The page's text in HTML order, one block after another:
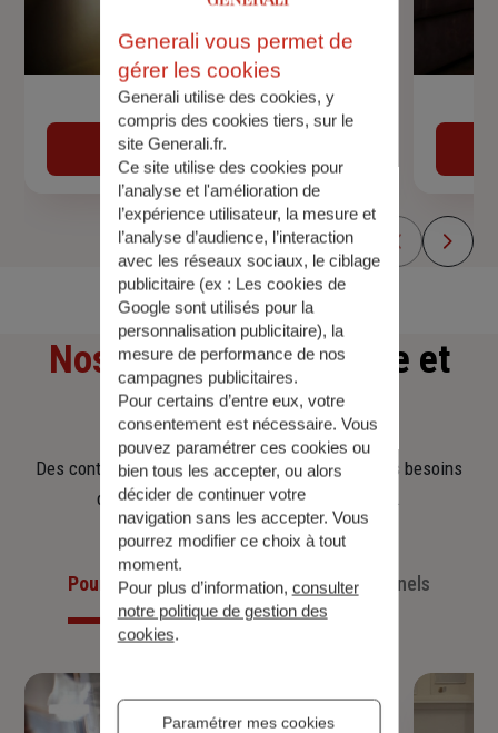
Devis assurance auto
Obtenir une estimation
Nos offresd'assurance et
d'épargne
Des contrats clairs et flexibles pour sécuriser vos besoins
d’aujourd’hui et anticiper ceux de demain.
Pour les particuliersPour les professionnels
Generali vous permet de
gérer les cookies
Generali utilise des cookies, y
compris des cookies tiers, sur le
site Generali.fr.
Ce site utilise des cookies pour
l’analyse et l'amélioration de
l’expérience utilisateur, la mesure et
l’analyse d’audience, l’interaction
avec les réseaux sociaux, le ciblage
publicitaire (ex : Les cookies de
Google sont utilisés pour la
personnalisation publicitaire), la
mesure de performance de nos
campagnes publicitaires.
Pour certains d’entre eux, votre
consentement est nécessaire. Vous
pouvez paramétrer ces cookies ou
bien tous les accepter, ou alors
décider de continuer votre
navigation sans les accepter. Vous
pourrez modifier ce choix à tout
moment.
Pour plus d’information, consulter
notre politique de gestion des
cookies.
Paramétrer mes cookies